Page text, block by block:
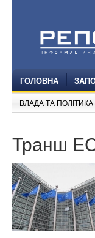
ГОЛОВНА
ВЛАДА ТА ПОЛІТИКА
Транш